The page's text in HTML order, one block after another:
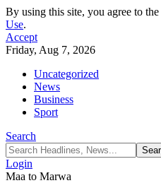
By using this site, you agree to the
Use.
Accept
Friday, Aug 7, 2026
Uncategorized
News
Business
Sport
Search
Login
Maa to Marwa